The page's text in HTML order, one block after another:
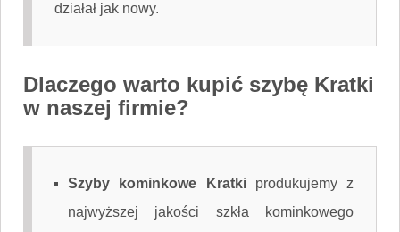
działał jak nowy.
Dlaczego warto kupić szybę Kratki
w naszej firmie?
Szyby kominkowe Kratkiprodukujemy z
najwyższej jakości szkła kominkowego